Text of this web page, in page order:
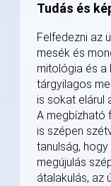
Tudás és
Felfedezni az
mesék és
mitológia és
tárgyilagos
is sokat elárul
A megbízható
is szépen
tanulság,
megújulás
átalakulás, az